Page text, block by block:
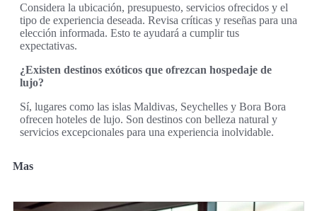
Considera la ubicación, presupuesto, servicios ofrecidos y el
tipo de experiencia deseada. Revisa críticas y reseñas para una
elección informada. Esto te ayudará a cumplir tus
expectativas.
¿Existen destinos exóticos que ofrezcan hospedaje de
lujo?
Sí, lugares como las islas Maldivas, Seychelles y Bora Bora
ofrecen hoteles de lujo. Son destinos con belleza natural y
servicios excepcionales para una experiencia inolvidable.
Mas